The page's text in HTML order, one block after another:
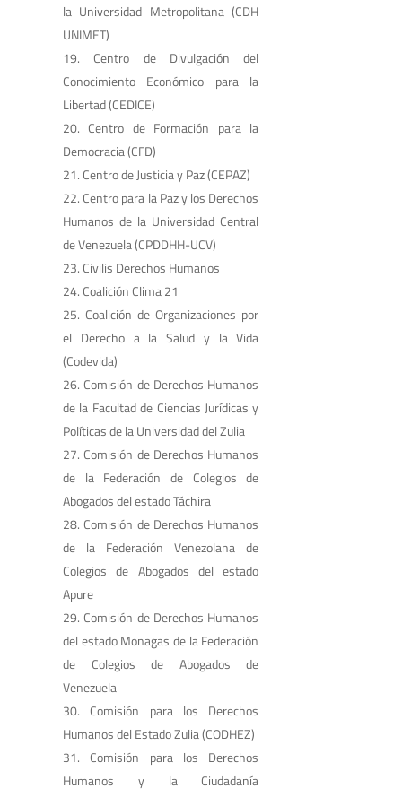
la Universidad Metropolitana (CDH
UNIMET)
Centro de Divulgación del
Conocimiento Económico para la
Libertad (CEDICE)
Centro de Formación para la
Democracia (CFD)
Centro de Justicia y Paz (CEPAZ)
Centro para la Paz y los Derechos
Humanos de la Universidad Central
de Venezuela (CPDDHH-UCV)
Civilis Derechos Humanos
Coalición Clima 21
Coalición de Organizaciones por
el Derecho a la Salud y la Vida
(Codevida)
Comisión de Derechos Humanos
de la Facultad de Ciencias Jurídicas y
Políticas de la Universidad del Zulia
Comisión de Derechos Humanos
de la Federación de Colegios de
Abogados del estado Táchira
Comisión de Derechos Humanos
de la Federación Venezolana de
Colegios de Abogados del estado
Apure
Comisión de Derechos Humanos
del estado Monagas de la Federación
de Colegios de Abogados de
Venezuela
Comisión para los Derechos
Humanos del Estado Zulia (CODHEZ)
Comisión para los Derechos
Humanos y la Ciudadanía